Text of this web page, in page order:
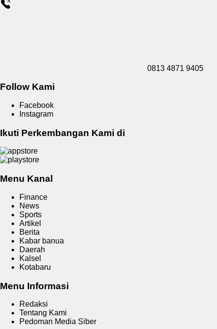
0813 4871 9405
Follow Kami
Facebook
Instagram
Ikuti Perkembangan Kami di
Menu Kanal
Finance
News
Sports
Artikel
Berita
Kabar banua
Daerah
Kalsel
Kotabaru
Menu Informasi
Redaksi
Tentang Kami
Pedoman Media Siber